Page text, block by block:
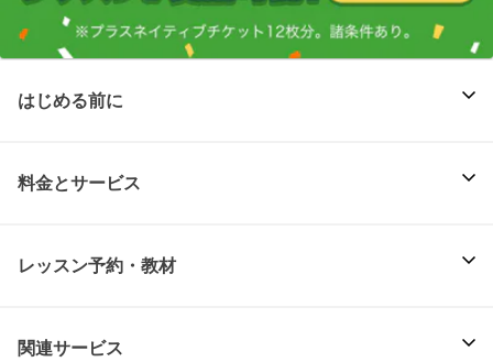
はじめる前に
料金とサービス
レッスン予約・教材
関連サービス